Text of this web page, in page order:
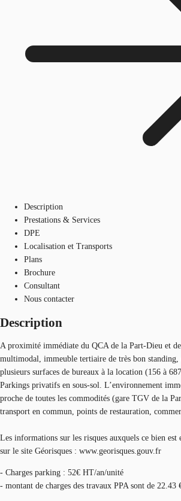
Description
Prestations & Services
DPE
Localisation et Transports
Plans
Brochure
Consultant
Nous contacter
Description
A proximité immédiate du QCA de la Part-Dieu et de
multimodal, immeuble tertiaire de très bon standing,
plusieurs surfaces de bureaux à la location (156 à
Parkings privatifs en sous-sol. L’environnement
proche de toutes les commodités (gare TGV de la
transport en commun, points de restauration,
Les informations sur les risques auxquels ce bien est
sur le site Géorisques : www.georisques.gouv.fr
- Charges parking : 52€ HT/an/unité
- montant de charges des travaux PPA sont de 22.43